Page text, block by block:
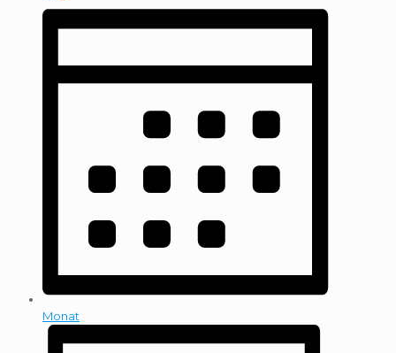
Monat